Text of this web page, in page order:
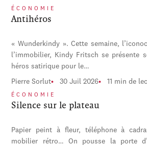
ÉCONOMIE
Antihéros
« Wunderkindy ». Cette semaine,
l’immobilier, Kindy Fritsch se présente
héros satirique pour le…
Pierre Sorlut 30 Juil 2026 11 min de
ÉCONOMIE
Silence sur le plateau
Papier peint à fleur, téléphone à
mobilier rétro… On pousse la porte